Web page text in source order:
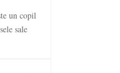
un copil
sale